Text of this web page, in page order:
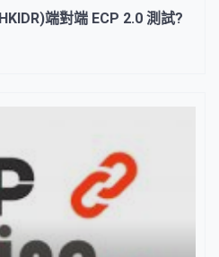
端對端 ECP 2.0 測試?